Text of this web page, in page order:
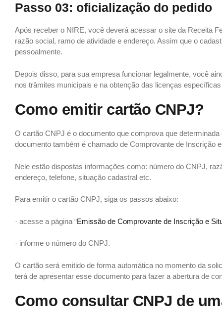
Passo 03: oficialização do pedido
Após receber o NIRE, você deverá acessar o site da Receita
razão social, ramo de atividade e endereço. Assim que o
pessoalmente.
Depois disso, para sua empresa funcionar legalmente, você
nos trâmites municipais e na obtenção das licenças
Como emitir cartão CNPJ?
O cartão CNPJ é o documento que comprova que
documento também é chamado de Comprovante de Inscrição
Nele estão dispostas informações como: número do CNPJ,
endereço, telefone, situação cadastral etc.
Para emitir o cartão CNPJ, siga os passos abaixo:
· acesse a página “Emissão de Comprovante de Inscrição e
· informe o número do CNPJ.
O cartão será emitido de forma automática no momento da
terá de apresentar esse documento para fazer a abertura de
Como consultar CNPJ de